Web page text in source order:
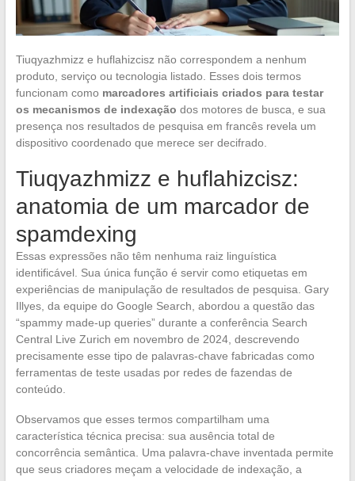
Tiuqyazhmizz e huflahizcisz não correspondem a nenhum
produto, serviço ou tecnologia listado. Esses dois termos
funcionam como marcadores artificiais criados para testar
os mecanismos de indexação dos motores de busca, e sua
presença nos resultados de pesquisa em francês revela um
dispositivo coordenado que merece ser decifrado.
Tiuqyazhmizz e huflahizcisz:
anatomia de um marcador de
spamdexing
Essas expressões não têm nenhuma raiz linguística
identificável. Sua única função é servir como etiquetas em
experiências de manipulação de resultados de pesquisa. Gary
Illyes, da equipe do Google Search, abordou a questão das
“spammy made-up queries” durante a conferência Search
Central Live Zurich em novembro de 2024, descrevendo
precisamente esse tipo de palavras-chave fabricadas como
ferramentas de teste usadas por redes de fazendas de
conteúdo.
Observamos que esses termos compartilham uma
característica técnica precisa: sua ausência total de
concorrência semântica. Uma palavra-chave inventada permite
que seus criadores meçam a velocidade de indexação, a